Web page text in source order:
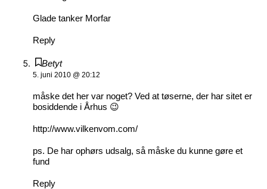
Glade tanker Morfar
Reply
Betyt
5. juni 2010 @ 20:12
måske det her var noget? Ved at tøserne, der har sitet er
bosiddende i Århus 😉
http://www.vilkenvom.com/
ps. De har ophørs udsalg, så måske du kunne gøre et
fund
Reply